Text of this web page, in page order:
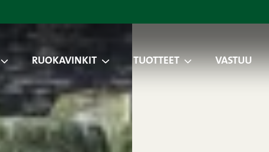
RUOKAVINKIT TUOTTEET VASTUU